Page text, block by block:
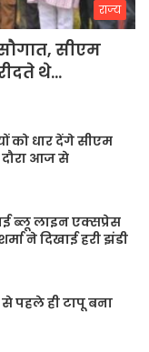
राज्य
सीएम
थे…
को धार देंगे सीएम
आज से
ब्लू लाइन एक्सप्रेस
ने दिखाई हरी झंडी
पहले ही टापू बना